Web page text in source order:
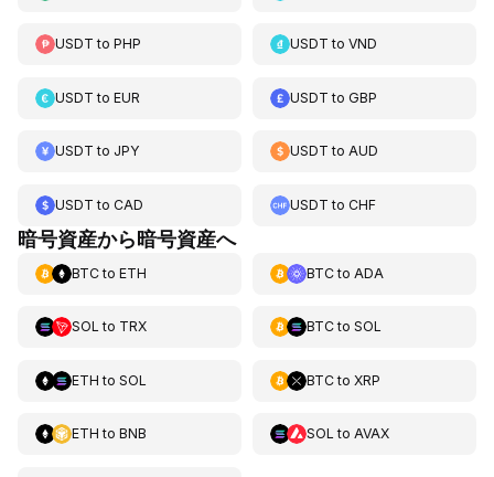
USDT to PHP USDT toVND
USDT to EUR USDT toGBP
USDT to JPY USDT toAUD
USDT to CAD USDT toCHF
暗号資産から暗号資産へ
BTCto ETH BTCto ADA
SOL to TRX BTCto SOL
ETH to SOL BTCto XRP
ETH to BNB SOL to AVAX